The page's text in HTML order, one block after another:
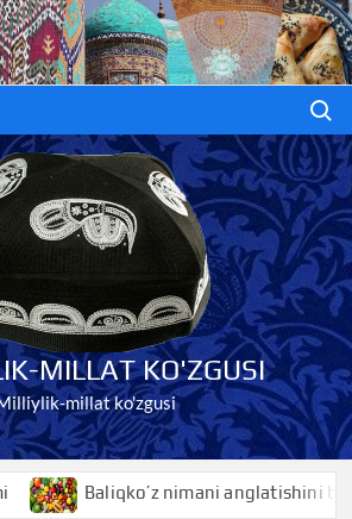
MILLAT KO'ZGUSI
millat ko'zgusi
Baliqko’z nimani anglatishini bilasizmi